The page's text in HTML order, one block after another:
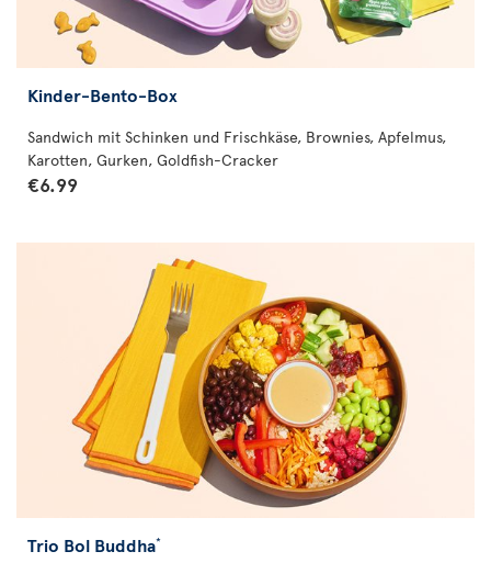
Kinder-Bento-Box
Sandwich mit Schinken und Frischkäse, Brownies, Apfelmus,
Karotten, Gurken, Goldfish-Cracker
€6.99
Trio Bol Buddha*